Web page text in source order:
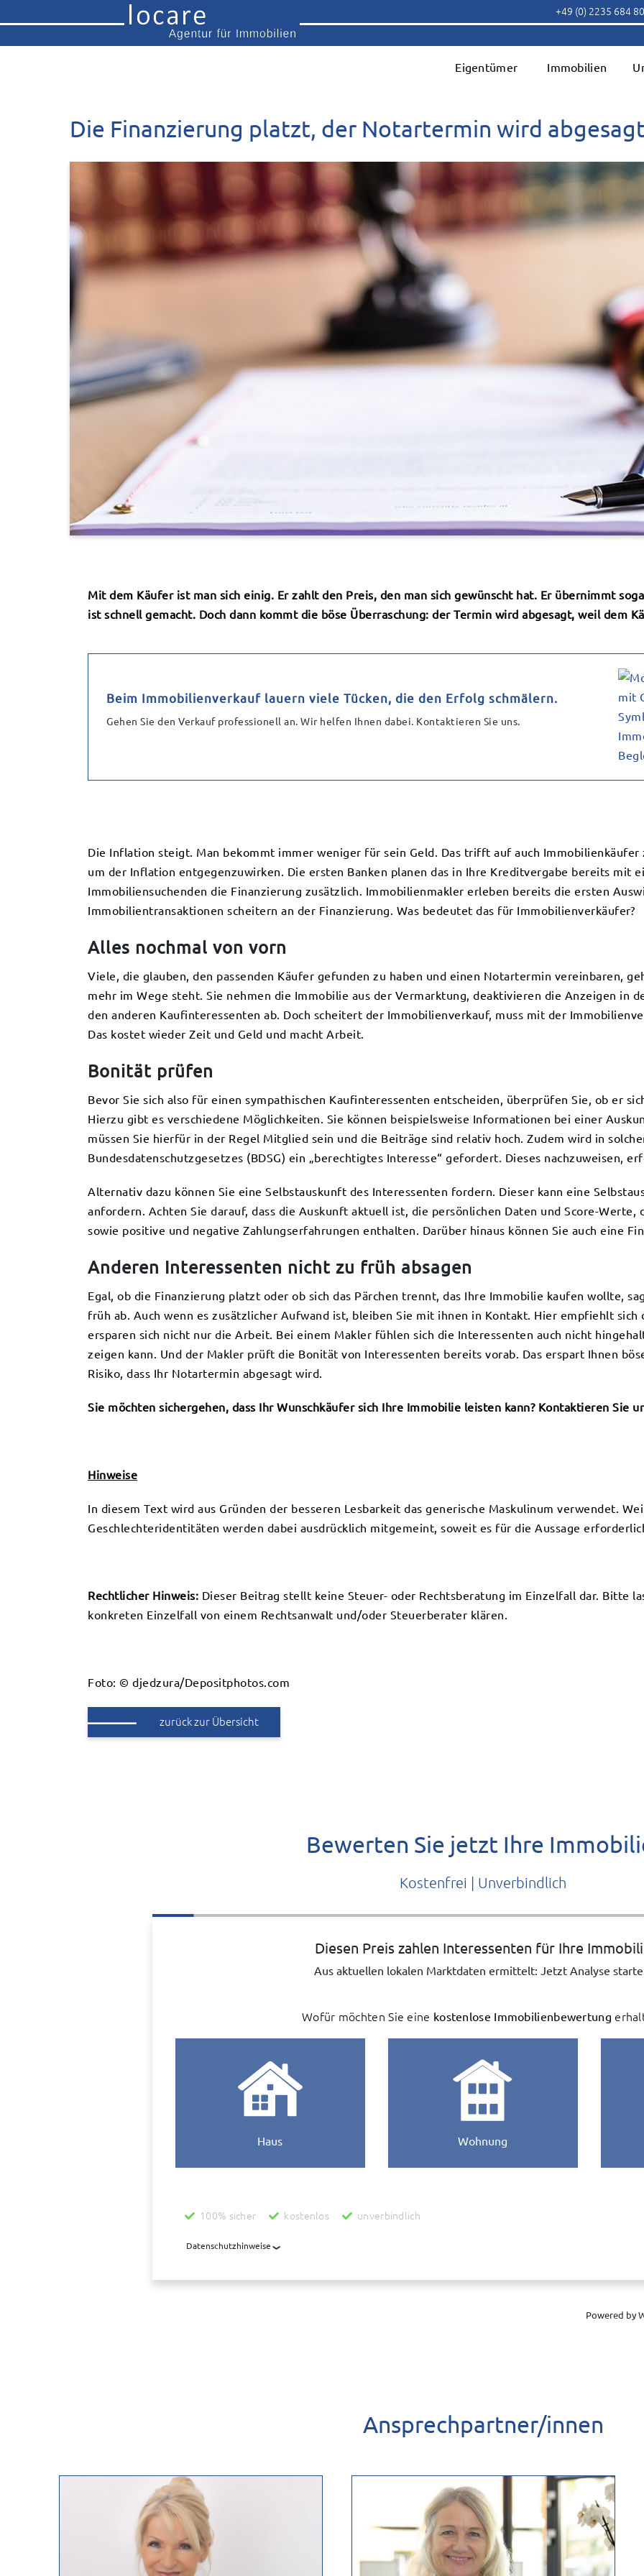
+49 (0) 2235 684
Eigentümer Immobilien
Die Finanzierung platzt, der Notartermin wird abgesagt
Mit dem Käufer ist man sich einig. Er zahlt den Preis, den man sich gewünscht hat. Er übernimmt
ist schnell gemacht. Doch dann kommt die böse Überraschung: der Termin wird abgesagt, weil dem
Beim Immobilienverkauf lauern viele Tücken, die den Erfolg schmälern.
Gehen Sie den Verkauf professionell an. Wir helfen Ihnen dabei. Kontaktieren Sie uns.
Die Inflation steigt. Man bekommt immer weniger für sein Geld. Das trifft auf auch
um der Inflation entgegenzuwirken. Die ersten Banken planen das in Ihre Kreditvergabe bereits mit
Immobiliensuchenden die Finanzierung zusätzlich. Immobilienmakler erleben bereits die ersten
Immobilientransaktionen scheitern an der Finanzierung. Was bedeutet das für Immobilienverkäufer?
Alles nochmal von vorn
Viele, die glauben, den passenden Käufer gefunden zu haben und einen Notartermin vereinbaren,
mehr im Wege steht. Sie nehmen die Immobilie aus der Vermarktung, deaktivieren die Anzeigen in
den anderen Kaufinteressenten ab. Doch scheitert der Immobilienverkauf, muss mit der
Das kostet wieder Zeit und Geld und macht Arbeit.
Bonität prüfen
Bevor Sie sich also für einen sympathischen Kaufinteressenten entscheiden, überprüfen Sie, ob er
Hierzu gibt es verschiedene Möglichkeiten. Sie können beispielsweise Informationen bei einer
müssen Sie hierfür in der Regel Mitglied sein und die Beiträge sind relativ hoch. Zudem wird in
Bundesdatenschutzgesetzes (BDSG) ein „berechtigtes Interesse“ gefordert. Dieses nachzuweisen,
Alternativ dazu können Sie eine Selbstauskunft des Interessenten fordern. Dieser kann eine
anfordern. Achten Sie darauf, dass die Auskunft aktuell ist, die persönlichen Daten und Score-Werte,
sowie positive und negative Zahlungserfahrungen enthalten. Darüber hinaus können Sie auch eine
Anderen Interessenten nicht zu früh absagen
Egal, ob die Finanzierung platzt oder ob sich das Pärchen trennt, das Ihre Immobilie kaufen wollte,
früh ab. Auch wenn es zusätzlicher Aufwand ist, bleiben Sie mit ihnen in Kontakt. Hier empfiehlt
ersparen sich nicht nur die Arbeit. Bei einem Makler fühlen sich die Interessenten auch nicht
zeigen kann. Und der Makler prüft die Bonität von Interessenten bereits vorab. Das erspart Ihnen
Risiko, dass Ihr Notartermin abgesagt wird.
Sie möchten sichergehen, dass Ihr Wunschkäufer sich Ihre Immobilie leisten kann? Kontaktieren Sie
Hinweise
In diesem Text wird aus Gründen der besseren Lesbarkeit das generische Maskulinum verwendet.
Geschlechteridentitäten werden dabei ausdrücklich mitgemeint, soweit es für die Aussage
Rechtlicher Hinweis: Dieser Beitrag stellt keine Steuer- oder Rechtsberatung im Einzelfall dar. Bitte
konkreten Einzelfall von einem Rechtsanwalt und/oder Steuerberater klären.
Foto: © djedzura/Depositphotos.com
zurück zur Übersicht
Bewerten Sie jetzt Ihre
Kostenfrei | Unverbindlich
Diesen Preis zahlen Interessenten für Ihre
Aus aktuellen lokalen Marktdaten ermittelt: Jetzt Analyse
Wofür möchten Sie eine kostenlose Immobilienbewertung
Haus Wohnung
100% sicher kostenlos unverbindlich
Datenschutzhinweise
übermittelt. Diese Daten werden zur Verbesserung des bereit gestellten Systems genutzt und anonymisiert zu
Powered by
Ansprechpartner/innen